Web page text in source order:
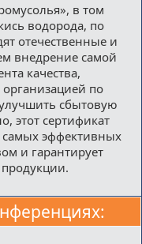
в том
водорода, по
отечественные и
внедрение самой
качества,
по
сбытовую
этот сертификат
эффективных
и гарантирует